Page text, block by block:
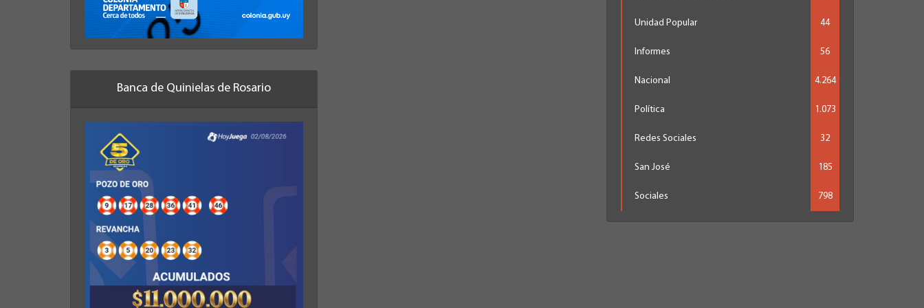
Banca de Quinielas de Rosario
Unidad Popular 44
Informes 56
Nacional 4.264
Política 1.073
Redes Sociales 32
San José 185
Sociales 798